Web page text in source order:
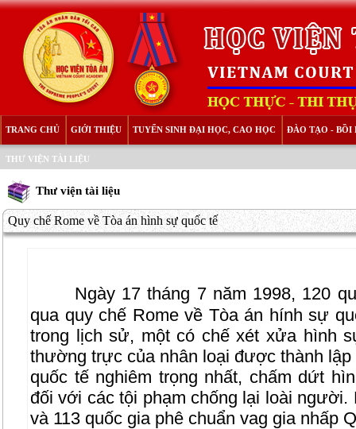
TRANG CHỦ GIỚI THIỆU TUYỂN SINH ĐẠI HỌC, CAO HỌC ĐÀO TẠO - BỒI
THƯ VIỆN TÀI LIỆU
Thư viện tài liệu
Quy chế Rome về Tòa án hình sự quốc tế
Ngày 17 tháng 7 năm 1998, 120
qua quy chế Rome về Tòa án hính sự
trong lịch sử, một có chế xét xửa hình
thường trực của nhân loại được thành
quốc tế nghiêm trọng nhất, chấm dứt
đối với các tội phạm chống lại loài người.
và 113 quốc gia phê chuẩn vag gia nhấp